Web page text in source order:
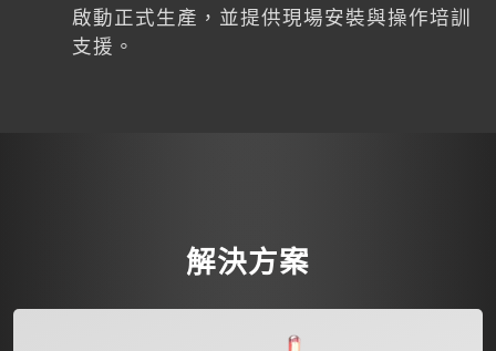
啟動正式生產，並提供現場安裝與操作培訓
支援。
解決方案